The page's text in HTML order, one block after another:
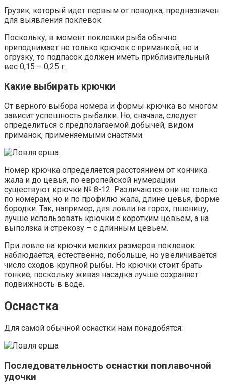
Грузик, который идет первым от поводка, предназначен
для выявления поклёвок.
Поскольку, в момент поклевки рыба обычно
приподнимает не только крючок с приманкой, но и
огрузку, то подпасок должен иметь приблизительный
вес 0,15 – 0,25 г.
Какие выбирать крючки
От верного выбора номера и формы крючка во многом
зависит успешность рыбалки. Но, сначала, следует
определиться с предполагаемой добычей, видом
приманок, применяемыми снастями.
Номер крючка определяется расстоянием от кончика
жала и до цевья, по европейской нумерации
существуют крючки № 8-12. Различаются они не только
по номерам, но и по профилю жала, длине цевья, форме
бородки. Так, например, для ловли на горох, пшеницу,
лучше использовать крючки с коротким цевьем, а на
выползка и стрекозу – с длинным цевьем.
При ловле на крючки мелких размеров поклевок
наблюдается, естественно, побольше, но увеличивается
число сходов крупной рыбы. Но крючки стоит брать
тонкие, поскольку живая насадка лучше сохраняет
подвижность в воде.
Оснастка
Для самой обычной оснастки нам понадобятся:
Последовательность оснастки поплавочной
удочки